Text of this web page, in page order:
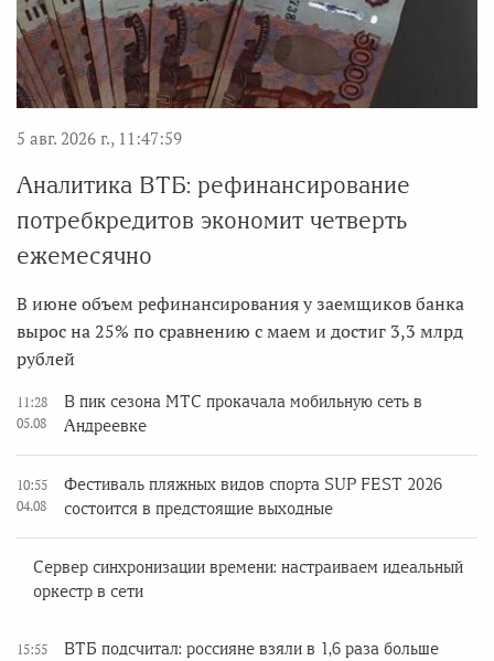
5 авг. 2026 г., 11:47:59
Аналитика ВТБ: рефинансирование
потребкредитов экономит четверть
ежемесячно
В июне объем рефинансирования у заемщиков банка
вырос на 25% по сравнению с маем и достиг 3,3 млрд
рублей
11:28
05.08
В пик сезона МТС прокачала мобильную сеть в
Андреевке
10:55
04.08
Фестиваль пляжных видов спорта SUP FEST 2026
состоится в предстоящие выходные
Сервер синхронизации времени: настраиваем идеальный
оркестр в сети
15:55
ВТБ подсчитал: россияне взяли в 1,6 раза больше